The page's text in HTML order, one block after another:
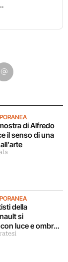
di Alfredo
il senso di una
della
si
luce e ombra
Pinterest
su WhatsApp
su Email